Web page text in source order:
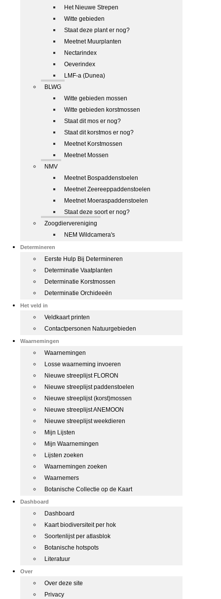
Het Nieuwe Strepen
Witte gebieden
Staat deze plant er nog?
Meetnet Muurplanten
Nectarindex
Oeverindex
LMF-a (Dunea)
BLWG
Witte gebieden mossen
Witte gebieden korstmossen
Staat dit mos er nog?
Staat dit korstmos er nog?
Meetnet Korstmossen
Meetnet Mossen
NMV
Meetnet Bospaddenstoelen
Meetnet Zeereeppaddenstoelen
Meetnet Moeraspaddenstoelen
Staat deze soort er nog?
Zoogdiervereniging
NEM Wildcamera's
Determineren
Eerste Hulp Bij Determineren
Determinatie Vaatplanten
Determinatie Korstmossen
Determinatie Orchideeën
Het veld in
Veldkaart printen
Contactpersonen Natuurgebieden
Waarnemingen
Waarnemingen
Losse waarneming invoeren
Nieuwe streeplijst FLORON
Nieuwe streeplijst paddenstoelen
Nieuwe streeplijst (korst)mossen
Nieuwe streeplijst ANEMOON
Nieuwe streeplijst weekdieren
Mijn Lijsten
Mijn Waarnemingen
Lijsten zoeken
Waarnemingen zoeken
Waarnemers
Botanische Collectie op de Kaart
Dashboard
Dashboard
Kaart biodiversiteit per hok
Soortenlijst per atlasblok
Botanische hotspots
Literatuur
Over
Over deze site
Privacy